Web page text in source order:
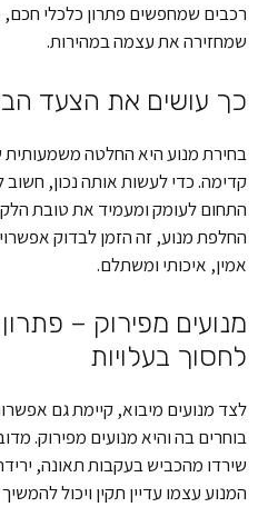
רכבים שמחפשים פתרון כלכלי
שמחזירה את עצמה במהירות.
כך עושים את הצעד
בחירת מנוע היא החלטה
קדימה. כדי לעשות אותה נכון,
התחום לעומק ומעמיד את טובת
החלפת מנוע, זה הזמן לבדוק
אמין, איכותי ומשתלם.
מנועים מפירוק –
לחסוך בעלויות
לצד מנועים מיבוא, קיימת גם
בוחרים בה והיא מנועים מפירוק.
שירדו מהכביש בעקבות תאונה,
המנוע עצמו עדיין תקין ויכול